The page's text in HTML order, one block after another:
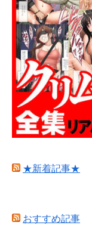
★新着記事★
おすすめ記事